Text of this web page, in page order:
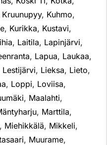
Kruunupyy, Kuhmo,
, Kurikka, Kustavi,
, Laitila, Lapinjärvi,
, Lapua, Laukaa,
Lestijärvi, Lieksa, Lieto,
, Loppi, Loviisa,
, Maalahti,
, Marttila,
, Miehikkälä, Mikkeli,
, Muurame,